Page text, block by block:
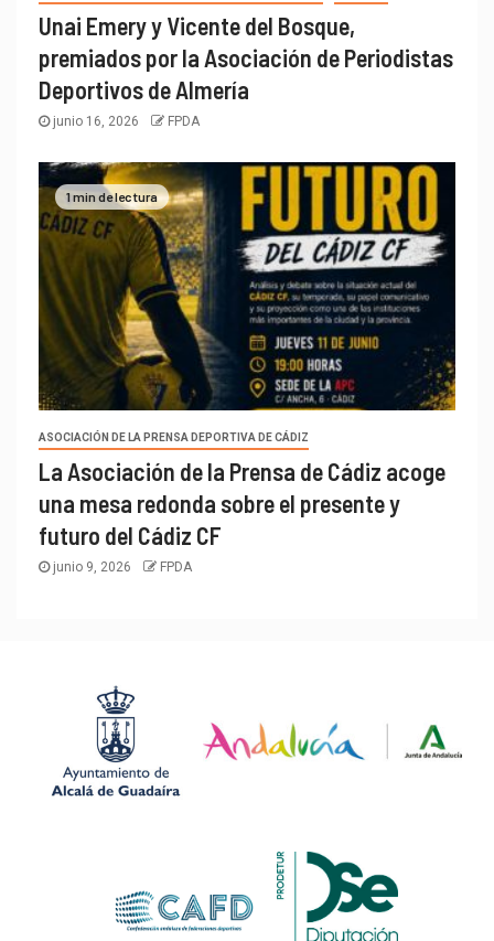
Unai Emery y Vicente del Bosque,
premiados por la Asociación de Periodistas
Deportivos de Almería
junio 16, 2026 FPDA
1 min de lectura
ASOCIACIÓN DE LA PRENSA DEPORTIVA DE CÁDIZ
La Asociación de la Prensa de Cádiz acoge
una mesa redonda sobre el presente y
futuro del Cádiz CF
junio 9, 2026 FPDA